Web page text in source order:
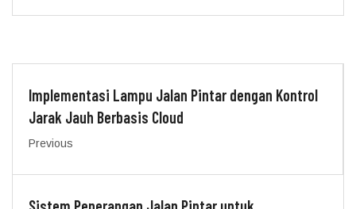
Implementasi Lampu Jalan Pintar dengan Kontrol
Jarak Jauh Berbasis Cloud
Previous